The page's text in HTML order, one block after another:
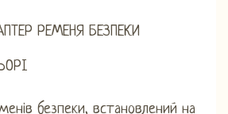
РЕМЕНЯ БЕЗПЕКИ
безпеки, встановлений на